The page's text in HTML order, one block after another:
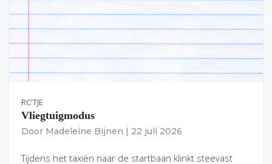
RC'TJE
Vliegtuigmodus
Door Madeleine Bijnen 22 juli 2026
Tijdens het taxiën naar de startbaan klinkt steevast